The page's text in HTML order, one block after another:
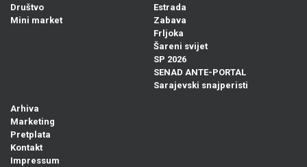
Društvo
Mini market
Estrada
Zabava
Frljoka
Šareni svijet
SP 2026
SENAD ANTE-PORTAL
Sarajevski snajperisti
Arhiva
Marketing
Pretplata
Kontakt
Impressum